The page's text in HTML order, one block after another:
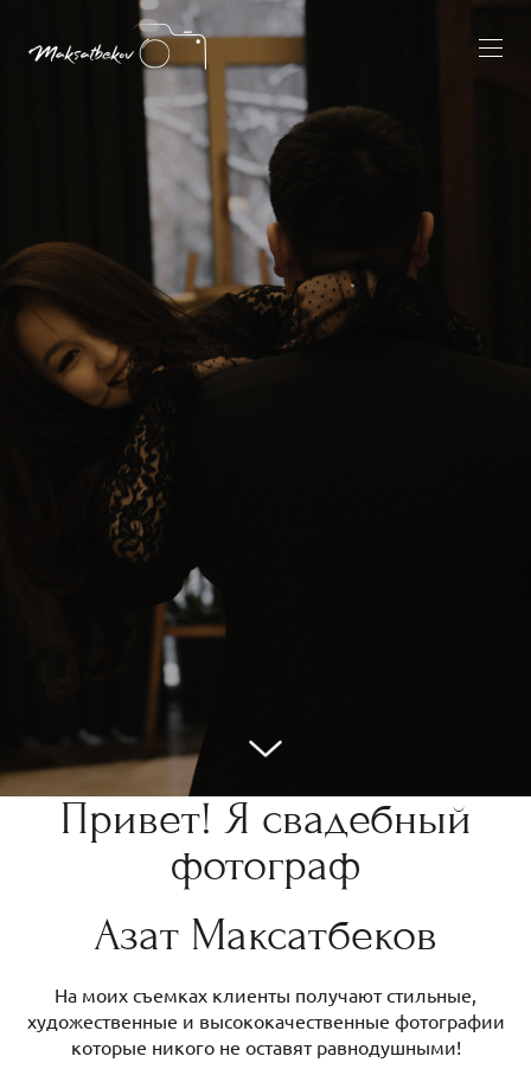
Привет! Я свадебный
фотограф
Азат Максатбеков
На моих съемках клиенты получают стильные,
художественные и высококачественные фотографии
которые никого не оставят равнодушными!